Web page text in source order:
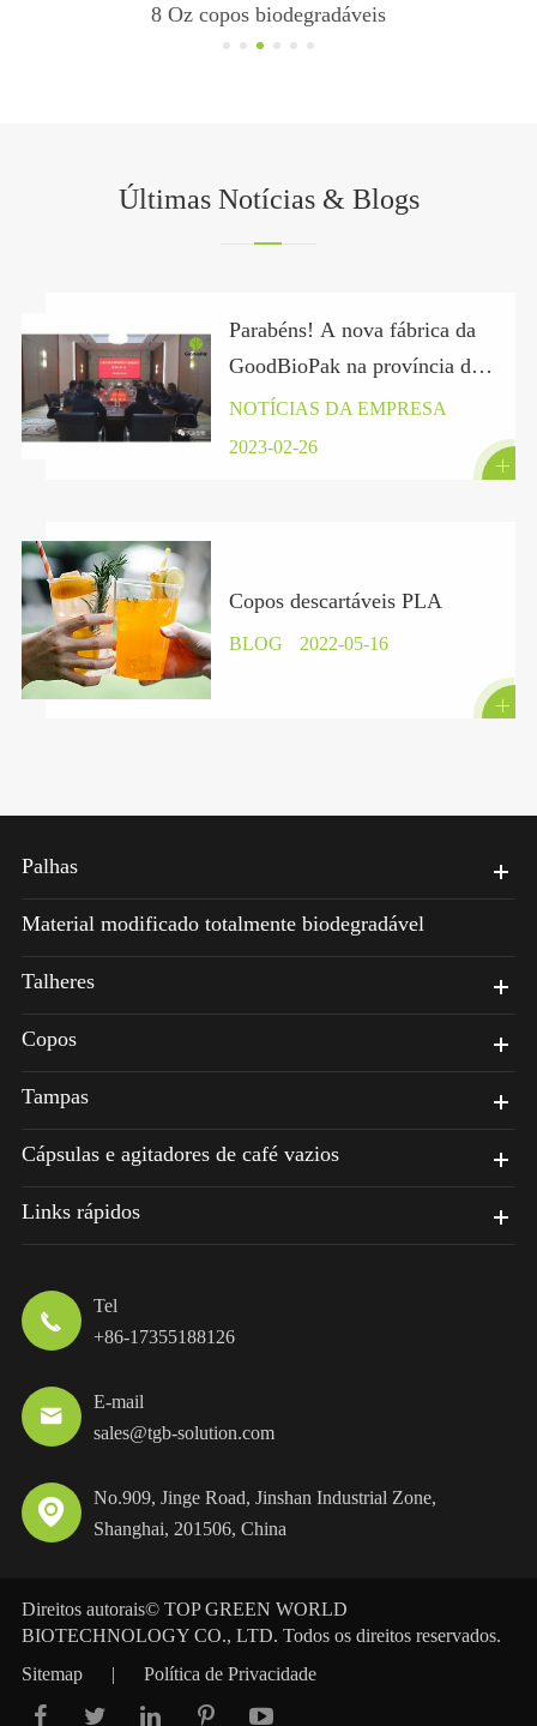
8 Oz copos biodegradáveis
Últimas Notícias & Blogs
Parabéns! A nova fábrica da
GoodBioPak na província de
Hubei assinou oficialmente
um contrato.
NOTÍCIAS DA EMPRESA
2023-02-26

Copos descartáveis PLA
BLOG 2022-05-16

Palhas
Material modificado totalmente biodegradável
Talheres
Copos
Tampas
Cápsulas e agitadores de café vazios
Links rápidos

Tel
+86-17355188126

E-mail
sales@tgb-solution.com

No.909, Jinge Road, Jinshan Industrial Zone,
Shanghai, 201506, China
Direitos autorais© TOP GREEN WORLD
BIOTECHNOLOGY CO., LTD. Todos os direitos reservados.
Sitemap
| Política de Privacidade